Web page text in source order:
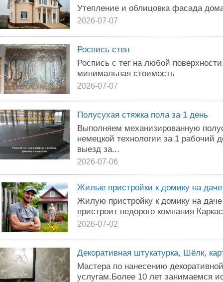
Утепление и облицовка фасада
2026-07-07
Роспись стен
Роспись с тег на любой
минимальная стоимость
2026-07-07
Полусухая стяжка пола за 1 день
Выполняем механизированную
немецкой технологии за 1
выезд за...
2026-07-06
Жилые пристройки к домику на
Жилую пристройку к домику на
пристроит недорого компания
2026-07-02
Декоративная штукатурка, Шёлк,
Мастера по нанесению
услугам.Более 10 лет занимаемся